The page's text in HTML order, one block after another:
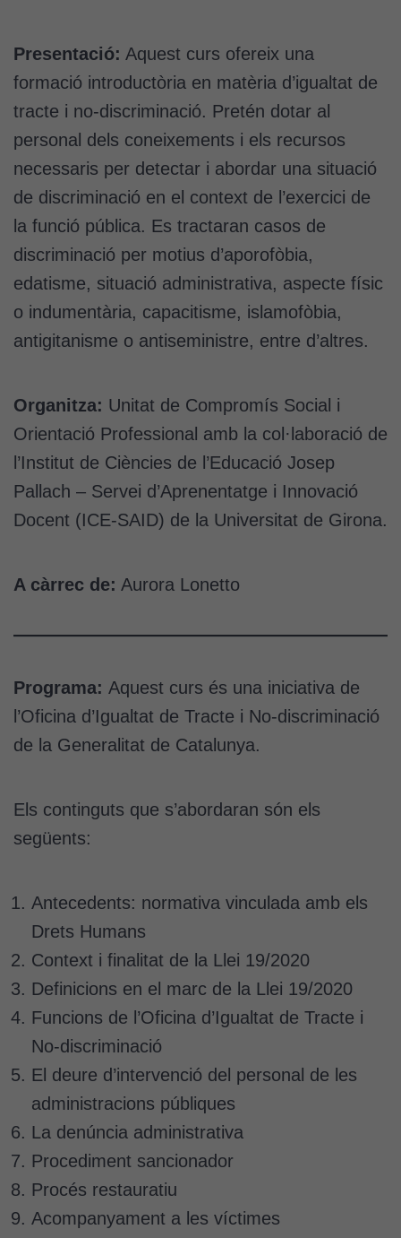
Presentació: Aquest curs ofereix una
formació introductòria en matèria d’igualtat de
tracte i no-discriminació. Pretén dotar al
personal dels coneixements i els recursos
necessaris per detectar i abordar una situació
de discriminació en el context de l’exercici de
la funció pública. Es tractaran casos de
discriminació per motius d’aporofòbia,
edatisme, situació administrativa, aspecte físic
o indumentària, capacitisme, islamofòbia,
antigitanisme o antiseministre, entre d’altres.
Organitza: Unitat de Compromís Social i
Orientació Professional amb la col·laboració de
l’Institut de Ciències de l’Educació Josep
Pallach – Servei d’Aprenentatge i Innovació
Docent (ICE-SAID) de la Universitat de Girona.
A càrrec de: Aurora Lonetto
Programa: Aquest curs és una iniciativa de
l’Oficina d’Igualtat de Tracte i No-discriminació
de la Generalitat de Catalunya.
Els continguts que s’abordaran són els
següents:
Antecedents: normativa vinculada amb els
Drets Humans
Context i finalitat de la Llei 19/2020
Definicions en el marc de la Llei 19/2020
Funcions de l’Oficina d’Igualtat de Tracte i
No-discriminació
El deure d’intervenció del personal de les
administracions públiques
La denúncia administrativa
Procediment sancionador
Procés restauratiu
Acompanyament a les víctimes